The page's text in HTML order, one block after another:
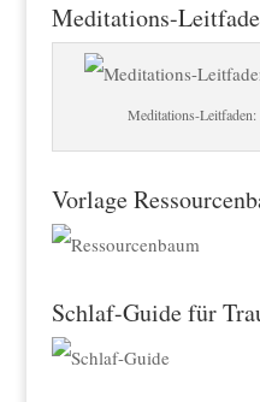
Meditations-
Meditations-
Vorlage
Schlaf-Guide für